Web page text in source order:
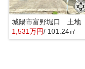
城陽市富野堀口 土地
1,531万円/ 101.24㎡